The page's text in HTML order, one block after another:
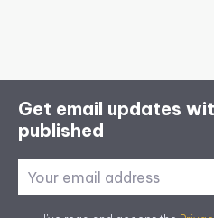
Get email updates
published